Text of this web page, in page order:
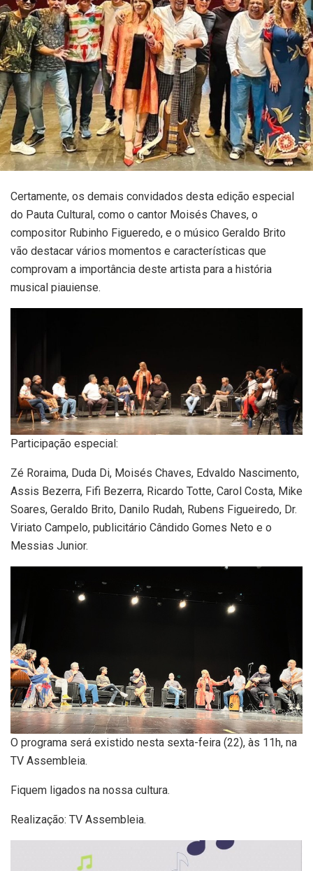
Certamente, os demais convidados desta edição especial
do Pauta Cultural, como o cantor Moisés Chaves, o
compositor Rubinho Figueredo, e o músico Geraldo Brito
vão destacar vários momentos e características que
comprovam a importância deste artista para a história
musical piauiense.
Participação especial:
Zé Roraima, Duda Di, Moisés Chaves, Edvaldo Nascimento,
Assis Bezerra, Fifi Bezerra, Ricardo Totte, Carol Costa, Mike
Soares, Geraldo Brito, Danilo Rudah, Rubens Figueiredo, Dr.
Viriato Campelo, publicitário Cândido Gomes Neto e o
Messias Junior.
O programa será existido nesta sexta-feira (22), às 11h, na
TV Assembleia.
Fiquem ligados na nossa cultura.
Realização: TV Assembleia.